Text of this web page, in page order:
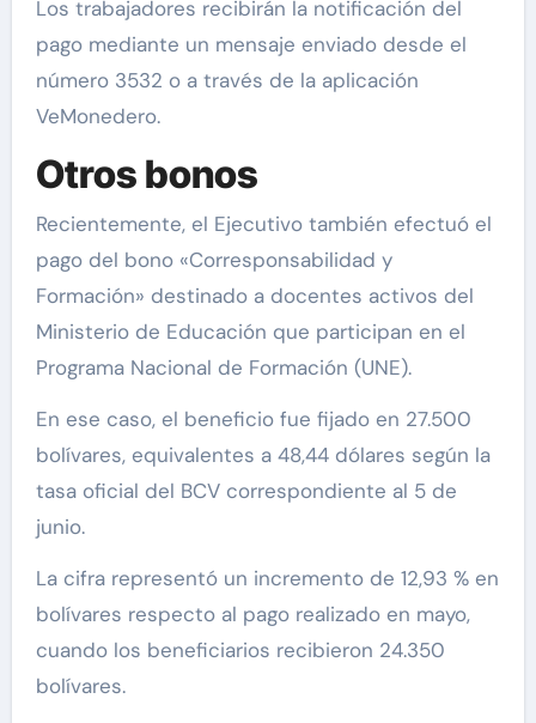
Los trabajadores recibirán la notificación del
pago mediante un mensaje enviado desde el
número 3532 o a través de la aplicación
VeMonedero.
Otros bonos
Recientemente, el Ejecutivo también efectuó el
pago del bono «Corresponsabilidad y
Formación» destinado a docentes activos del
Ministerio de Educación que participan en el
Programa Nacional de Formación (UNE).
En ese caso, el beneficio fue fijado en 27.500
bolívares, equivalentes a 48,44 dólares según la
tasa oficial del BCV correspondiente al 5 de
junio.
La cifra representó un incremento de 12,93 % en
bolívares respecto al pago realizado en mayo,
cuando los beneficiarios recibieron 24.350
bolívares.